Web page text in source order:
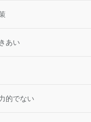
あい
的でない